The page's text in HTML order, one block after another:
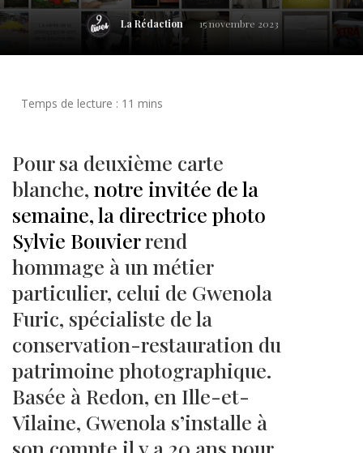
La Rédaction 15 novembre 2023
Pour sa deuxième carte
blanche, notre invitée de la
semaine, la directrice photo
Sylvie Bouvierrend
hommage à un métier
particulier, celui de Gwenola
Furic, spécialiste de la
conservation-restauration du
patrimoine photographique.
Basée à Redon, en Ille-et-
Vilaine, Gwenola s’installe à
son compte il y a 20 ans pour